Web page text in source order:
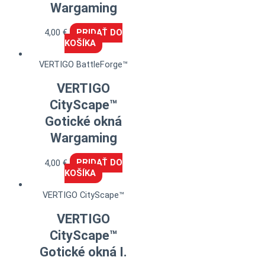
Wargaming
4,00€
PRIDAŤ DO
KOŠÍKA
VERTIGO BattleForge™
VERTIGO
CityScape™
Gotické okná
Wargaming
4,00€
PRIDAŤ DO
KOŠÍKA
VERTIGO CityScape™
VERTIGO
CityScape™
Gotické okná I.